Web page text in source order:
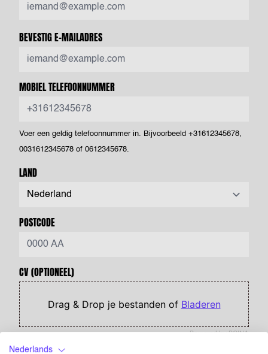
BEVESTIG E-MAILADRES
MOBIEL TELEFOONNUMMER
Voer een geldig telefoonnummer in. Bijvoorbeeld +31612345678,
0031612345678 of 0612345678.
LAND
POSTCODE
CV(OPTIONEEL)
Powered by PQINA
Drag & Drop je bestanden of Bladeren
Upload hier jouw CV. Dit is je visitekaartje voor ons én voor
Nederlands